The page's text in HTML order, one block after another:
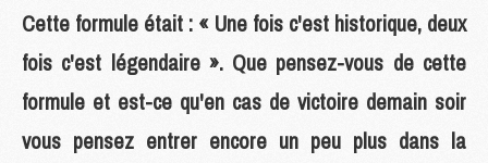
Cette formule était : « Une fois c'est historique, deux
fois c'est légendaire ». Que pensez-vous de cette
formule et est-ce qu'en cas de victoire demain soir
vous pensez entrer encore un peu plus dans la